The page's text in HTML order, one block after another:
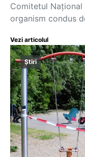
Comitetul
organism condus
Vezi articolul
Știri